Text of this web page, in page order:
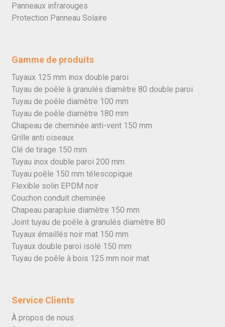
Panneaux infrarouges
Protection Panneau Solaire
Gamme de produits
Tuyaux 125 mm inox double paroi
Tuyau de poêle à granulés diamètre 80 double paroi
Tuyau de poêle diamètre 100 mm
Tuyau de poêle diamètre 180 mm
Chapeau de cheminée anti-vent 150 mm
Grille anti oiseaux
Clé de tirage 150 mm
Tuyau inox double paroi 200 mm
Tuyau poêle 150 mm télescopique
Flexible solin EPDM noir
Couchon conduit cheminée
Chapeau parapluie diamètre 150 mm
Joint tuyau de poêle à granulés diamètre 80
Tuyaux émaillés noir mat 150 mm
Tuyaux double paroi isolé 150 mm
Tuyau de poêle à bois 125 mm noir mat
Service Clients
À propos de nous